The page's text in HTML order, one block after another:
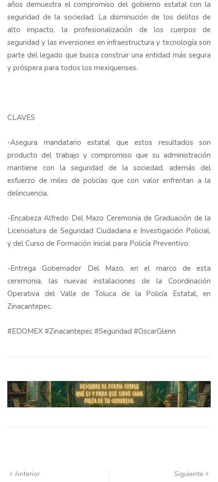
años demuestra el compromiso del gobierno estatal con la
seguridad de la sociedad. La disminución de los delitos de
alto impacto, la profesionalización de los cuerpos de
seguridad y las inversiones en infraestructura y tecnología son
parte del legado que busca construir una entidad más segura
y próspera para todos los mexiquenses.
CLAVES
-Asegura mandatario estatal que estos resultados son
producto del trabajo y compromiso que su administración
mantiene con la seguridad de la sociedad, además del
esfuerzo de miles de policías que con valor enfrentan a la
delincuencia.
-Encabeza Alfredo Del Mazo Ceremonia de Graduación de la
Licenciatura de Seguridad Ciudadana e Investigación Policial,
y del Curso de Formación Inicial para Policía Preventivo.
-Entrega Gobernador Del Mazo, en el marco de esta
ceremonia, las nuevas instalaciones de la Coordinación
Operativa del Valle de Toluca de la Policía Estatal, en
Zinacantepec.
#EDOMEX #Zinacantepec #Seguridad #OscarGlenn
Anterior Siguiente